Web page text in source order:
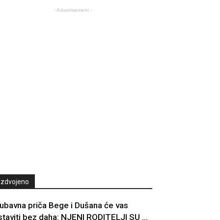
- Advertisement -
priča Bege i Dušana će vas
bez daha: NJENI RODITELJI SU ...